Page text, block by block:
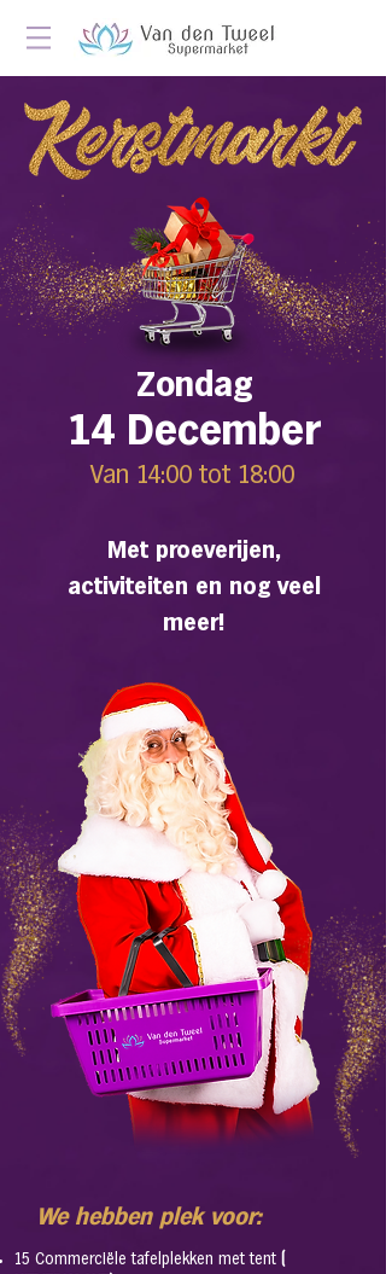
Zondag
14 December
Van 14:00 tot 18:00
Met proeverijen,
activiteiten en nog veel
meer!
We hebben plek voor:
15 Commerciële tafelplekken met tent